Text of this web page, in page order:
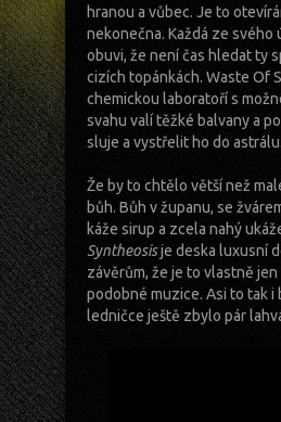
hranou a vůbec. Je to
nekonečna. Každá ze
obuvi, že není čas hledat ty
cizích topánkách. Waste Of
chemickou laboratoří s
svahu valí těžké balvany a
sluje a vystřelit ho do
Že by to chtělo větší než
bůh. Bůh v županu, se
káže sirup a zcela nahý
Syntheosisje deska luxusní
závěrům, že je to vlastně
podobné muzice. Asi to tak i
ledničce ještě zbylo pár